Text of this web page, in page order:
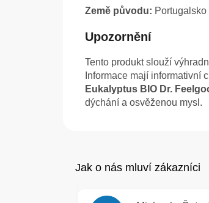
Země původu: Portugalsko
Upozornění
Tento produkt slouží
Informace mají informativní
Eukalyptus BIO Dr.
dýchání a osvěženou mysl.